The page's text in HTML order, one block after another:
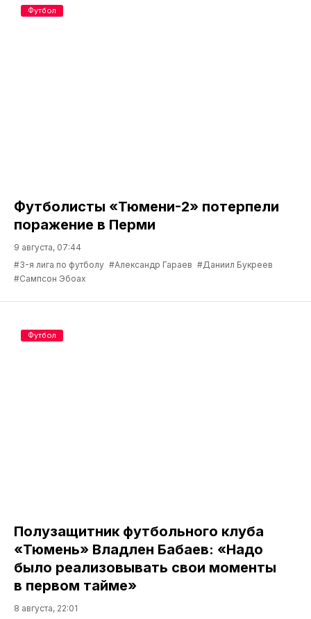
Футболисты «Тюмени-2» потерпели
поражение в Перми
9 августа, 07:44
#3-я лига по футболу #Александр Гараев #Даниил Букреев
#Сампсон Эбоах
Футбол
Полузащитник футбольного клуба
«Тюмень» Владлен Бабаев: «Надо
было реализовывать свои моменты
в первом тайме»
8 августа, 22:01
Футбол